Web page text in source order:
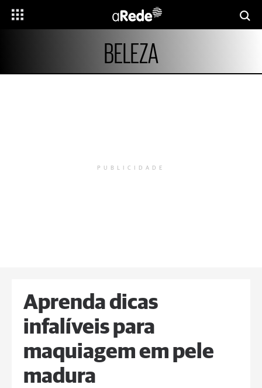
BELEZA
PUBLICIDADE
Aprenda dicas
infalíveis para
maquiagem em pele
madura